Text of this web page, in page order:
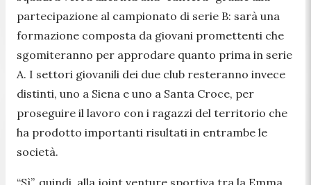
partecipazione al campionato di serie B: sarà una
formazione composta da giovani promettenti che
sgomiteranno per approdare quanto prima in serie
A. I settori giovanili dei due club resteranno invece
distinti, uno a Siena e uno a Santa Croce, per
proseguire il lavoro con i ragazzi del territorio che
ha prodotto importanti risultati in entrambe le
società.
“Sì”, quindi, alla joint venture sportiva tra la Emma